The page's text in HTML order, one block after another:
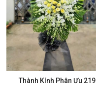
Thành Kính Phân Ưu 219
Mua ngay